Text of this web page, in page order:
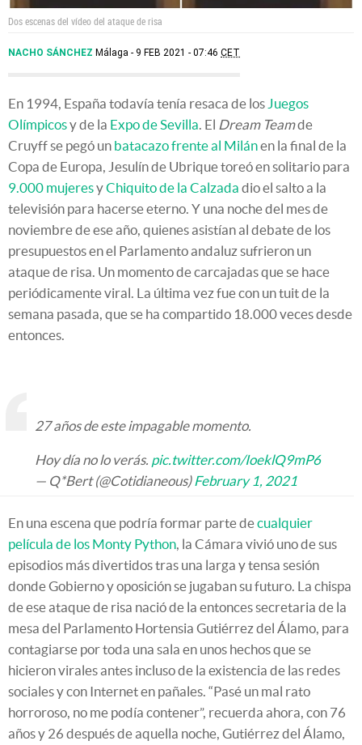
Dos escenas del vídeo del ataque de risa
NACHO SÁNCHEZ Málaga 9 FEB 2021 - 07:46 CET
En 1994, España todavía tenía resaca de los Juegos
Olímpicosy de la Expo de Sevilla . El Dream Teamde
Cruyff se pegó un batacazo frente al Milánen la final de la
Copa de Europa, Jesulín de Ubrique toreó en solitario para
9.000 mujeresyChiquito de la Calzada dio el salto a la
televisión para hacerse eterno. Y una noche del mes de
noviembre de ese año, quienes asistían al debate de los
presupuestos en el Parlamento andaluz sufrieron un
ataque de risa. Un momento de carcajadas que se hace
periódicamente viral. La última vez fue con un tuit de la
semana pasada, que se ha compartido 18.000 veces desde
entonces.
27 años de este impagable momento.
Hoy día no lo verás. pic.twitter.com/IoeklQ9mP6
— Q*Bert (@Cotidianeous) February 1, 2021
En una escena que podría formar parte decualquier
película de los Monty Python , la Cámara vivió uno de sus
episodios más divertidos tras una larga y tensa sesión
donde Gobierno y oposición se jugaban su futuro. La chispa
de ese ataque de risa nació de la entonces secretaria de la
mesa del Parlamento Hortensia Gutiérrez del Álamo, para
contagiarse por toda una sala en unos hechos que se
hicieron virales antes incluso de la existencia de las redes
sociales y con Internet en pañales. “Pasé un mal rato
horroroso, no me podía contener”, recuerda ahora, con 76
años y 26 después de aquella noche, Gutiérrez del Álamo,